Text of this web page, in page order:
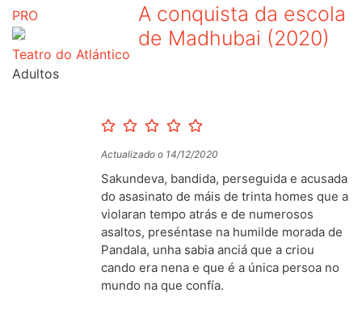
PRO
Teatro do Atlántico
Adultos
A conquista da escola
de Madhubai (2020)
Actualizado o 14/12/2020
Sakundeva, bandida, perseguida e acusada
do asasinato de máis de trinta homes que a
violaran tempo atrás e de numerosos
asaltos, preséntase na humilde morada de
Pandala, unha sabia anciá que a criou
cando era nena e que é a única persoa no
mundo na que confía.